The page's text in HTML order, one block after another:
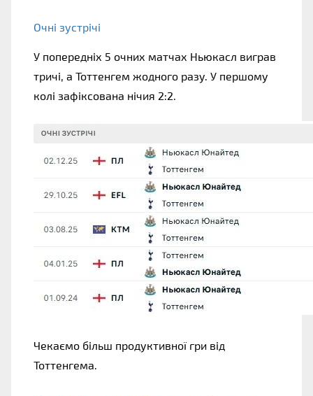
Очні зустрічі
У попередніх 5 очних матчах Ньюкасл виграв
тричі, а Тоттенгем жодного разу. У першому
колі зафіксована нічия 2:2.
Чекаємо більш продуктивної гри від
Тоттенгема.